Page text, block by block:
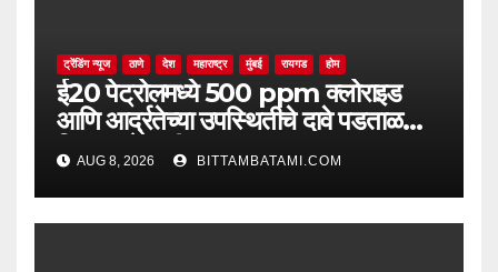
ट्रेंडिंग न्यूज ठाणे देश महाराष्ट्र मुंबई रायगड होम
ई20 पेट्रोलमध्ये 500 ppm क्लोराइड
आणि आर्द्रतेच्या उपस्थितीचे दावे पडताळणीत
सिद्ध झाले नाहीत
AUG 8, 2026 BITTAMBATAMI.COM